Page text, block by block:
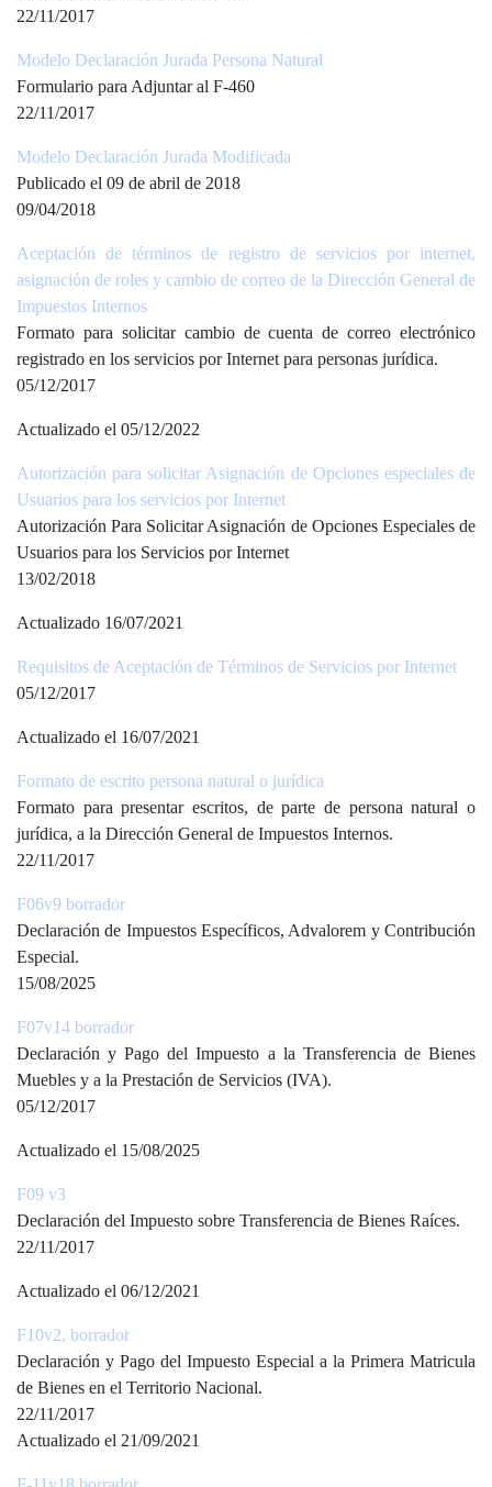
22/11/2017
Modelo Declaración Jurada Persona Natural
Formulario para Adjuntar al F-460
22/11/2017
Modelo Declaración Jurada Modificada
Publicado el 09 de abril de 2018
09/04/2018
Aceptación de términos de registro de servicios por internet,
asignación de roles y cambio de correo de la Dirección General de
Impuestos Internos
Formato para solicitar cambio de cuenta de correo electrónico
registrado en los servicios por Internet para personas jurídica.
05/12/2017
Actualizado el 05/12/2022
Autorización para solicitar Asignación de Opciones especiales de
Usuarios para los servicios por Internet
Autorización Para Solicitar Asignación de Opciones Especiales de
Usuarios para los Servicios por Internet
13/02/2018
Actualizado 16/07/2021
Requisitos de Aceptación de Términos de Servicios por Internet
05/12/2017
Actualizado el 16/07/2021
Formato de escrito persona natural o jurídica
Formato para presentar escritos, de parte de persona natural o
jurídica, a la Dirección General de Impuestos Internos.
22/11/2017
F06v9 borrador
Declaración de Impuestos Específicos, Advalorem y Contribución
Especial.
15/08/2025
F07v14 borrador
Declaración y Pago del Impuesto a la Transferencia de Bienes
Muebles y a la Prestación de Servicios (IVA).
05/12/2017
Actualizado el 15/08/2025
F09 v3
Declaración del Impuesto sobre Transferencia de Bienes Raíces.
22/11/2017
Actualizado el 06/12/2021
F10v2, borrador
Declaración y Pago del Impuesto Especial a la Primera Matricula
de Bienes en el Territorio Nacional.
22/11/2017
Actualizado el 21/09/2021